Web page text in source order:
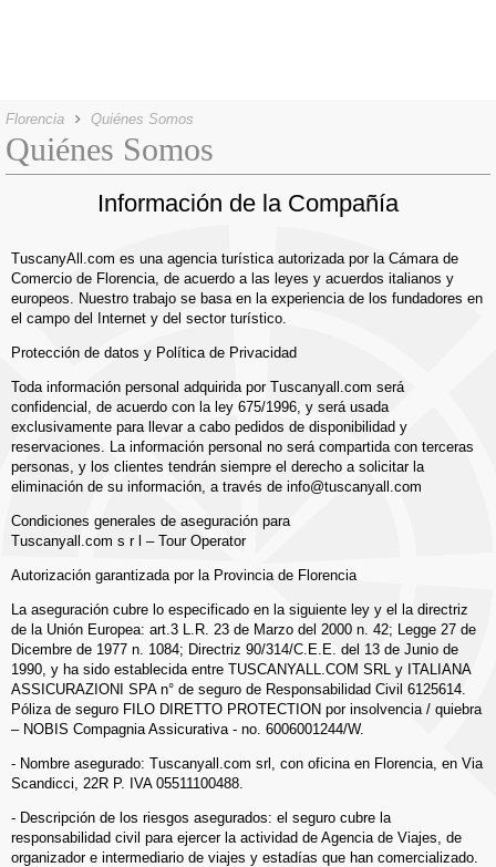
Florencia Quiénes Somos
Quiénes Somos
Información de la Compañía
TuscanyAll.com es una agencia turística autorizada por la Cámara de
Comercio de Florencia, de acuerdo a las leyes y acuerdos italianos y
europeos. Nuestro trabajo se basa en la experiencia de los fundadores en
el campo del Internet y del sector turístico.
Protección de datos y Política de Privacidad
Toda información personal adquirida por Tuscanyall.com será
confidencial, de acuerdo con la ley 675/1996, y será usada
exclusivamente para llevar a cabo pedidos de disponibilidad y
reservaciones. La información personal no será compartida con terceras
personas, y los clientes tendrán siempre el derecho a solicitar la
eliminación de su información, a través de info@tuscanyall.com
Condiciones generales de aseguración para
Tuscanyall.com s r l – Tour Operator
Autorización garantizada por la Provincia de Florencia
La aseguración cubre lo especificado en la siguiente ley y el la directriz
de la Unión Europea: art.3 L.R. 23 de Marzo del 2000 n. 42; Legge 27 de
Dicembre de 1977 n. 1084; Directriz 90/314/C.E.E. del 13 de Junio de
1990, y ha sido establecida entre TUSCANYALL.COM SRL y ITALIANA
ASSICURAZIONI SPA n° de seguro de Responsabilidad Civil 6125614.
Póliza de seguro FILO DIRETTO PROTECTION por insolvencia / quiebra
– NOBIS Compagnia Assicurativa - no. 6006001244/W.
- Nombre asegurado: Tuscanyall.com srl, con oficina en Florencia, en Via
Scandicci, 22R P. IVA 05511100488.
- Descripción de los riesgos asegurados: el seguro cubre la
responsabilidad civil para ejercer la actividad de Agencia de Viajes, de
organizador e intermediario de viajes y estadías que han comercializado.